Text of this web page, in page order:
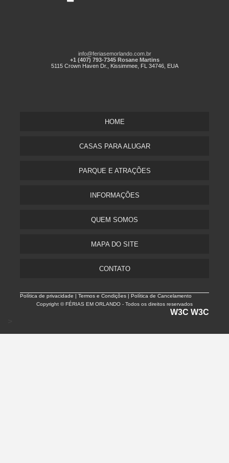
info@feriasemorlando.com.br
+1 (407) 793-7345 Rosane Martins
5115 Crown Haven Dr., Kissimmee, FL 34746, EUA
HOME
CASAS PARA ALUGAR
PARQUE E ATRAÇÕES
INFORMAÇÕES
QUEM SOMOS
MAPA DO SITE
CONTATO
Política de privacidade |Termos e Condições | Política de Cancelamento
Copyright © FÉRIAS EM ORLANDO - Todos os direitos reservados
W3C W3C